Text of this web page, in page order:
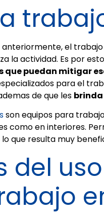
el
la actividad. Es por
que puedan mitigar
para el
de que les
son equipos para
como en interiores.
que resulta muy
del